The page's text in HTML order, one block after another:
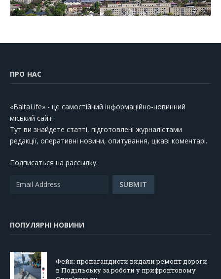
ПРО НАС
«BaltaLife» - це самостійний інформаційно-новинний
міський сайт.
Тут ви знайдете статті, підготовлені журналістами
редакції, оперативні новини, опитування, цікаві коментарі.
Подписаться на рассылку:
ПОПУЛЯРНІ НОВИНИ
Фейк: пропагандисти видали ремонт дороги
в Подільську за роботи у прифронтовому